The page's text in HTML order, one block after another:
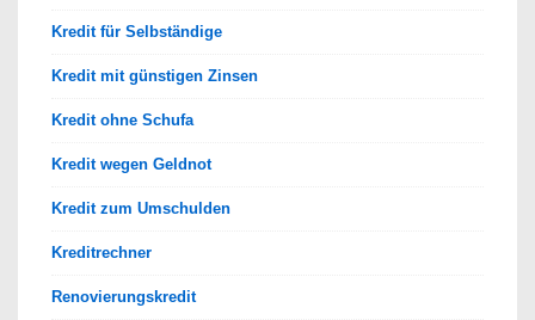
Kredit für Selbständige
Kredit mit günstigen Zinsen
Kredit ohne Schufa
Kredit wegen Geldnot
Kredit zum Umschulden
Kreditrechner
Renovierungskredit